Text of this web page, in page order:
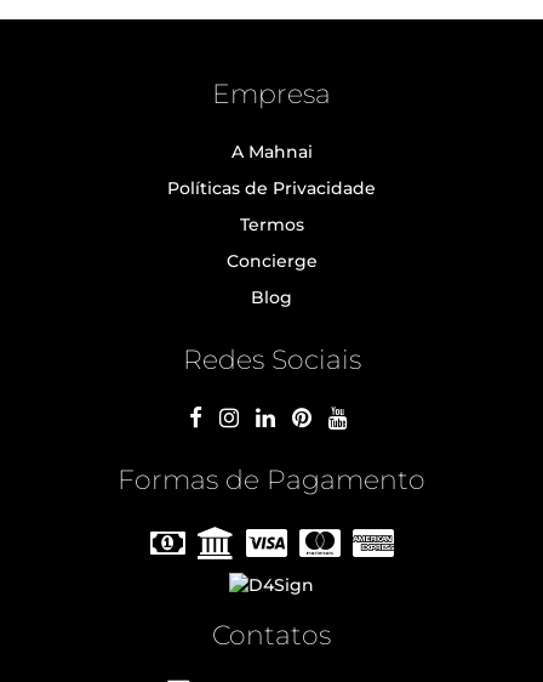
Empresa
A Mahnai
Políticas de Privacidade
Termos
Concierge
Blog
Redes Sociais
Formas de Pagamento
Contatos